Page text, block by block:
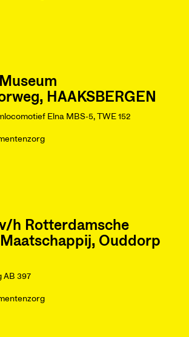
HAAKSBERGEN
Elna MBS-5, TWE 152
h Rotterdamsche
Ouddorp
AB 397